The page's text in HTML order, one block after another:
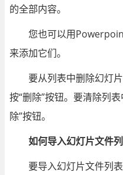
的全部内容。
您也可以用Powerpoint
来添加它们。
要从列表中删除幻灯片
按“删除”按钮。要清除列
除”按钮。
如何导入幻灯片文件
要导入幻灯片文件列表